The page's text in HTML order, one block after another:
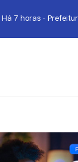
7 horas -